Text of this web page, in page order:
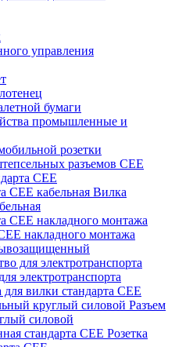
управления
бумаги
промышленные и
розетки
разъемов CEE
CEE
Вилка
накладного монтажа
для электротранспорта
электротранспорта
вилки стандарта CEE
Разъем
силовой
Розетка